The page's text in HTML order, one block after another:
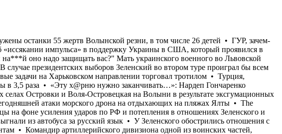
в США, который проявился в предыдущие месяцы на фоне усиления ударов по РФ и потепления в отношениях Зеленского и Трампа • "Ну и на***й оно надо защищать вас?" Мать украинского военного во Львовской области избили и выгнали из автобуса за русский язык • У Зеленского обострились отношения с Залужным • В случае президентских выборов Зеленский во втором туре проиграл бы всем основным конкурентам • Командир артиллерийского дивизиона одной из воинских частей, выполняющей боевые задачи на Харьковском направлении торговал тротилом • Турция, Саудовская Аравия и Пакистан создали военный союз • В Харькове тарифы на водоснабжение будут повышены в 3,5 раза • «Эту х@рню нужно заканчивать…»: Нардеп Гончаренко рассказал о штрафе за использование русского языка для известного украинского тренера • В бывших польских селах Островки и Воля-Островецкая на Волыни в результате эксгумационных работ обнаружены останки 55 жертв Волынской резни, в том числе 26 детей • ГУР, зачем-то, показали видео сегодняшней атаки морского дрона на отдыхающих на пляжах Ялты • The Atlantic пишет об «иссякании импульса» в поддержку Украины в США, который проявился в предыдущие месяцы на фоне усиления ударов по РФ и потепления в отношениях Зеленского и Трампа • "Ну и на***й оно надо защищать вас?" Мать украинского военного во Львовской области избили и выгнали из автобуса за русский язык • У Зеленского обострились отношения с Залужным • В случае президентских выборов Зеленский во втором туре проиграл бы всем основным конкурентам • Командир артиллерийского дивизиона одной из воинских частей, выполняющей боевые задачи на Харьковском направлении торговал тротилом • Турция, Саудовская Аравия и Пакистан создали военный союз • В Харькове тарифы на водоснабжение будут повышены в 3,5 раза • «Эту х@рню нужно заканчивать…»: Нардеп Гончаренко рассказал о штрафе за использование русского языка для известного украинского тренера • В бывших польских селах Островки и Воля-Островецкая на Волыни в результате эксгумационных работ обнаружены останки 55 жертв Волынской резни, в том числе 26 детей • ГУР, зачем-то, показали видео сегодняшней атаки морского дрона на отдыхающих на пляжах Ялты • The Atlantic пишет об «иссякании импульса» в поддержку Украины в США, который проявился в предыдущие месяцы на фоне усиления ударов по РФ и потепления в отношениях Зеленского и Трампа • "Ну и на***й оно надо защищать вас?" Мать украинского военного во Львовской области избили и выгнали из автобуса за русский язык • У Зеленского обострились отношения с Залужным • В случае президентских выборов Зеленский во втором туре проиграл бы всем основным конкурентам • Командир артиллерийского дивизиона одной из воинских частей, выполняющей боевые задачи на Харьковском направлении торговал тротилом • Турция, Саудовская Аравия и Пакистан создали военный союз • В Харькове тарифы на водоснабжение будут повышены в 3,5 раза • «Эту х@рню нужно заканчивать…»: Нардеп Гончаренко рассказал о штрафе за использование русского языка для известного украинского тренера • В бывших польских селах Островки и Воля-Островецкая на Волыни в результате эксгумационных работ обнаружены останки 55 жертв Волынской резни, в том числе 26 детей • ГУР, зачем-то, показали видео сегодняшней атаки морского дрона на отдыхающих на пляжах Ялты • The Atlantic пишет об «иссякании импульса» в поддержку Украины в США, который проявился в предыдущие месяцы на фоне усиления ударов по РФ и потепления в отношениях Зеленского и Трампа • "Ну и на***й оно надо защищать вас?" Мать украинского военного во Львовской области избили и выгнали из автобуса за русский язык • У Зеленского обострились отношения с Залужным • В случае президентских выборов Зеленский во втором туре проиграл бы всем основным конкурентам • Командир артиллерийского дивизиона одной из воинских частей, выполняющей боевые задачи на Харьковском направлении торговал тротилом • Турция, Саудовская Аравия и Пакистан создали военный союз •